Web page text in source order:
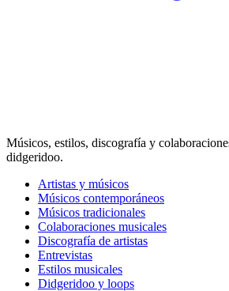
Músicos, estilos, discografía y
didgeridoo.
Artistas y músicos
Músicos contemporáneos
Músicos tradicionales
Colaboraciones musicales
Discografía de artistas
Entrevistas
Estilos musicales
Didgeridoo y loops